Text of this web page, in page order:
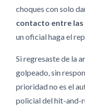
choques con solo
contacto entre
un oficial haga el
Si regresaste de la
golpeado, sin
prioridad no es el
policial del hit-and-